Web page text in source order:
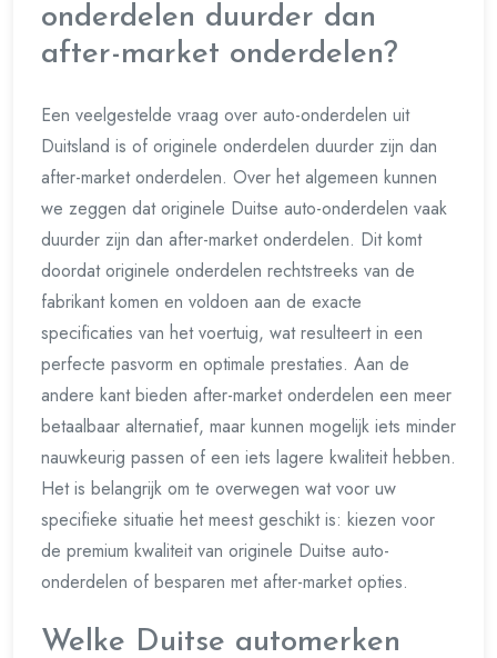
onderdelen duurder dan
after-market onderdelen?
Een veelgestelde vraag over auto-onderdelen uit
Duitsland is of originele onderdelen duurder zijn dan
after-market onderdelen. Over het algemeen kunnen
we zeggen dat originele Duitse auto-onderdelen vaak
duurder zijn dan after-market onderdelen. Dit komt
doordat originele onderdelen rechtstreeks van de
fabrikant komen en voldoen aan de exacte
specificaties van het voertuig, wat resulteert in een
perfecte pasvorm en optimale prestaties. Aan de
andere kant bieden after-market onderdelen een meer
betaalbaar alternatief, maar kunnen mogelijk iets minder
nauwkeurig passen of een iets lagere kwaliteit hebben.
Het is belangrijk om te overwegen wat voor uw
specifieke situatie het meest geschikt is: kiezen voor
de premium kwaliteit van originele Duitse auto-
onderdelen of besparen met after-market opties.
Welke Duitse automerken